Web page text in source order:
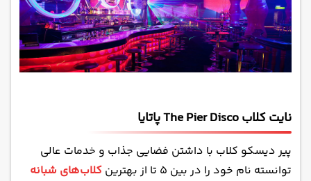
نایت کلاب The Pier Disco پاتایا
پیر دیسکو کلاب با داشتن فضایی جذاب و خدمات عالی
توانسته نام خود را در بین ۵ تا از بهترین
کلاب‌های شبانه